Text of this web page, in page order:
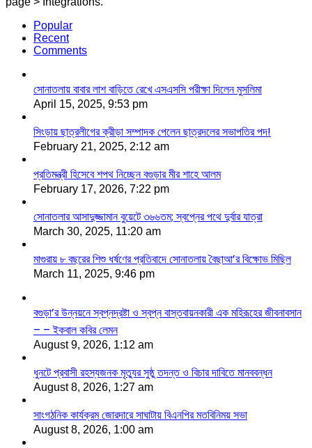
Popular
Recent
Comments
সোনাতলায় বাবার লাশ বাড়িতে রেখে এসএসসি পরীক্ষা দিলেন মুসলিমা
April 15, 2025, 9:53 pm
সিংড়ায় ছাত্রলীগের ক্রীড়া সম্পাদক পেলেন ছাত্রদলের সভাপতির পদ!
February 21, 2025, 2:12 am
প্রতিমন্ত্রী হিসেবে শপথ নিচ্ছেন বগুড়ার মীর শাহে আলম
February 17, 2026, 7:22 pm
সোনাতলার আসাদুজ্জামান বুয়েটে ৩৬৬তম; স্বপ্নের পথে দুর্বার যাত্রা
March 30, 2025, 11:20 am
মাগুরায় ৮ বছরের শিশু ধর্ষণের প্রতিবাদে সোনাতলায় বৈছাআ’র বিক্ষোভ মিছিল
March 11, 2025, 9:46 pm
বগুড়া’র উন্নয়নে স্বপ্নদ্রষ্টা ও স্বপ্ন বাস্তবায়নকারী এক মহিরূহের জীবনাবসান
– – ইকবাল কবির লেমন
August 9, 2026, 1:12 am
ধুনটে প্রবাসী রহস্যজনক মৃত্যুর সুষ্ঠু তদন্ত ও বিচার দাবিতে মানববন্ধন
August 8, 2026, 1:27 am
সাংগঠনিক কার্যক্রম জোরদারে সাঘাটায় বিএনপির মতবিনিময় সভা
August 8, 2026, 1:00 am